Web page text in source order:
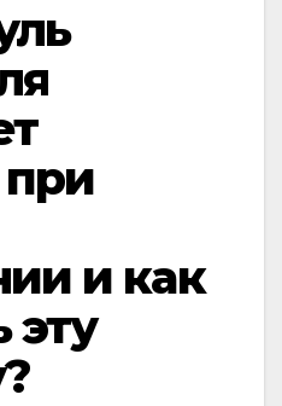
и как
эту